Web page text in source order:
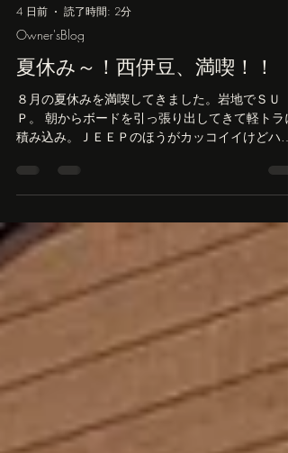
4 日前 読了時間: 2分
Owner'sBlog
夏休み～！西伊豆、満喫！！
８月の夏休みを満喫してきました。岩地でＳＵ
積み込み。ＪＥＥＰのほうがカッコイイけどハイ
ルーフに積むのが大変だから軽トラ。楽ちん！ ち
なみにＳＵＰボードはインフレータブルだけど空
気入れっぱなし。ちょっと抜いて圧を下げて保管
してる。海で膨らますの大変なので。電動ポンプ
でも暑い中膨らますの時間かかるから、付属の手
押しポンプはチニますよ！電動ポンプ必須です！
ちなみに車のシガーからより充電式がいいと思
う。 今回は弓ヶ浜へＧＯ！・・・のつもりがまさ
かの遊泳禁止！んじゃあ子浦にするか・・・キャ
ンプ場から一番近いよく行く子浦へ。・・・みん
な考えてること同じなのね・・・駐車場満杯で入